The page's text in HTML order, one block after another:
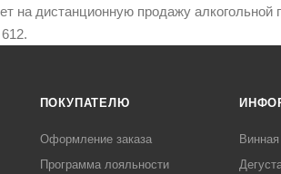
на дистанционную продажу
ПОКУПАТЕЛЮ
Оформление заказа
Программа лояльности